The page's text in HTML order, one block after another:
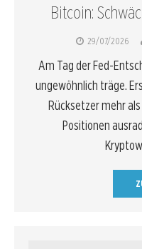
Bitcoin:
29/07/2026
Am Tag der Fed-
ungewöhnlich träge.
Rücksetzer mehr
Positionen